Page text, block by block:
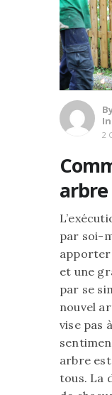
In
2
arbre
par soi-
apporter
et une
par se
nouvel
vise pas
arbre
tous. La